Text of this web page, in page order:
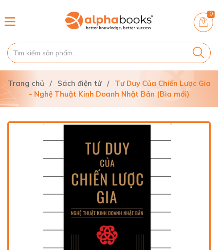
0
Trang chủ / Sách điện tử /
Tư Duy Của Chiến Lược Gia
- Nghệ Thuật Kinh Doanh Nhật Bản (Bìa mới)